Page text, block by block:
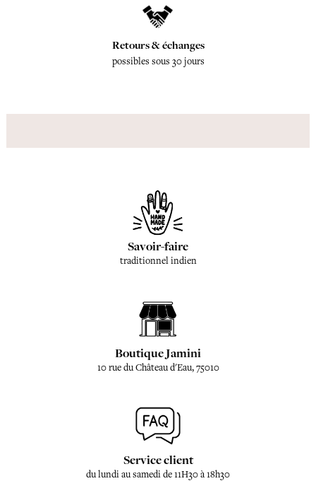
Retours & échanges
possibles sous 30 jours
Savoir-faire
traditionnel indien
Boutique Jamini
10 rue du Château d'Eau, 75010
Service client
du lundi au samedi de 11H30 à 18h30